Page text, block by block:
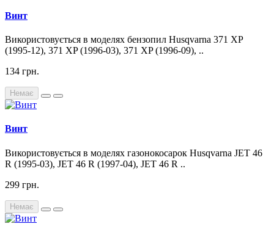
Винт
Використовується в моделях бензопил Husqvarna 371 XP
(1995-12), 371 XP (1996-03), 371 XP (1996-09), ..
134 грн.
Немає
Винт
Використовується в моделях газонокосарок Husqvarna JET 46
R (1995-03), JET 46 R (1997-04), JET 46 R ..
299 грн.
Немає